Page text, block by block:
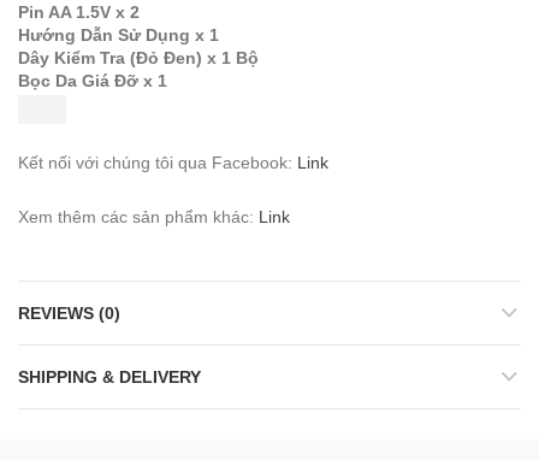
Pin AA 1.5V x 2
Hướng Dẫn Sử Dụng x 1
Dây Kiểm Tra (Đỏ Đen) x 1 Bộ
Bọc Da Giá Đỡ x 1
Kết nối với chúng tôi qua Facebook: Link
Xem thêm các sản phẩm khác: Link
REVIEWS (0)
SHIPPING & DELIVERY